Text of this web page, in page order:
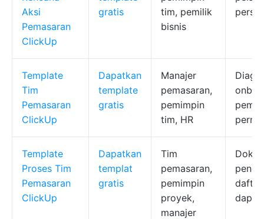
Aksi
Pemasaran
ClickUp
gratis
tim, pemilik
bisnis
Template
Tim
Pemasaran
ClickUp
Dapatkan
template
gratis
Manajer
pemasaran,
pemimpin
tim, HR
Template
Proses Tim
Pemasaran
ClickUp
Dapatkan
templat
gratis
Tim
pemasaran,
pemimpin
proyek,
manajer
daftar
dapat